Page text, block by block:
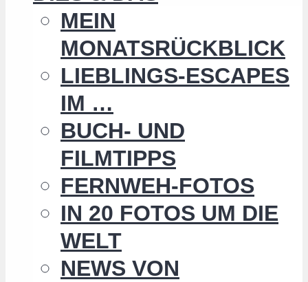
MEIN
MONATSRÜCKBLICK
LIEBLINGS-ESCAPES
IM …
BUCH- UND
FILMTIPPS
FERNWEH-FOTOS
IN 20 FOTOS UM DIE
WELT
NEWS VON